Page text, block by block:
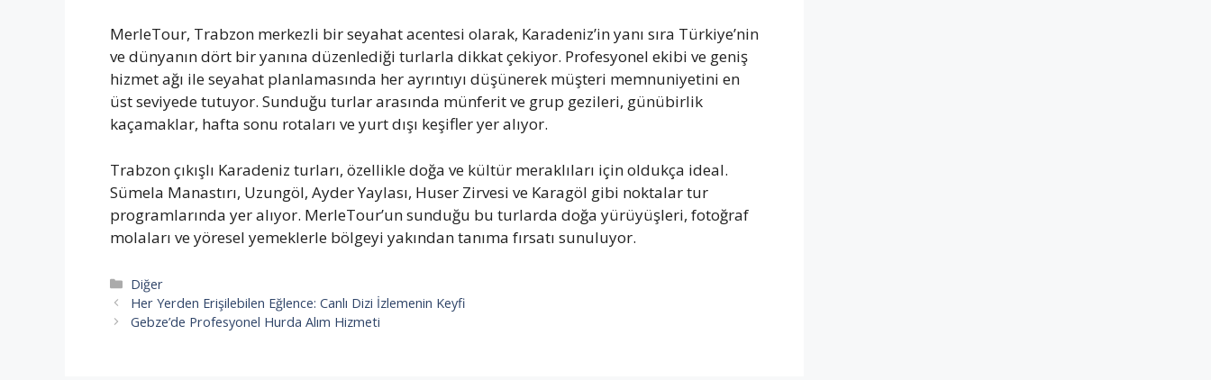
MerleTour, Trabzon merkezli bir seyahat acentesi olarak, Karadeniz’in yanı sıra Türkiye’nin
ve dünyanın dört bir yanına düzenlediği turlarla dikkat çekiyor. Profesyonel ekibi ve geniş
hizmet ağı ile seyahat planlamasında her ayrıntıyı düşünerek müşteri memnuniyetini en
üst seviyede tutuyor. Sunduğu turlar arasında münferit ve grup gezileri, günübirlik
kaçamaklar, hafta sonu rotaları ve yurt dışı keşifler yer alıyor.
Trabzon çıkışlı Karadeniz turları, özellikle doğa ve kültür meraklıları için oldukça ideal.
Sümela Manastırı, Uzungöl, Ayder Yaylası, Huser Zirvesi ve Karagöl gibi noktalar tur
programlarında yer alıyor. MerleTour’un sunduğu bu turlarda doğa yürüyüşleri, fotoğraf
molaları ve yöresel yemeklerle bölgeyi yakından tanıma fırsatı sunuluyor.
Kategoriler
Diğer
Her Yerden Erişilebilen Eğlence: Canlı Dizi İzlemenin Keyfi
Gebze’de Profesyonel Hurda Alım Hizmeti